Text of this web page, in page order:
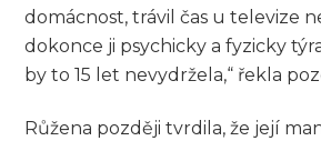
domácnost, trávil čas u televize
dokonce ji psychicky a fyzicky
by to 15 let nevydržela,“ řekla
Růžena později tvrdila, že její